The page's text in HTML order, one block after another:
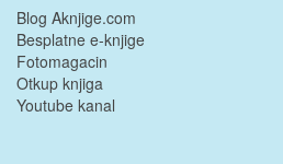
Blog Aknjige.com
Besplatne e-knjige
Fotomagacin
Otkup knjiga
Youtube kanal